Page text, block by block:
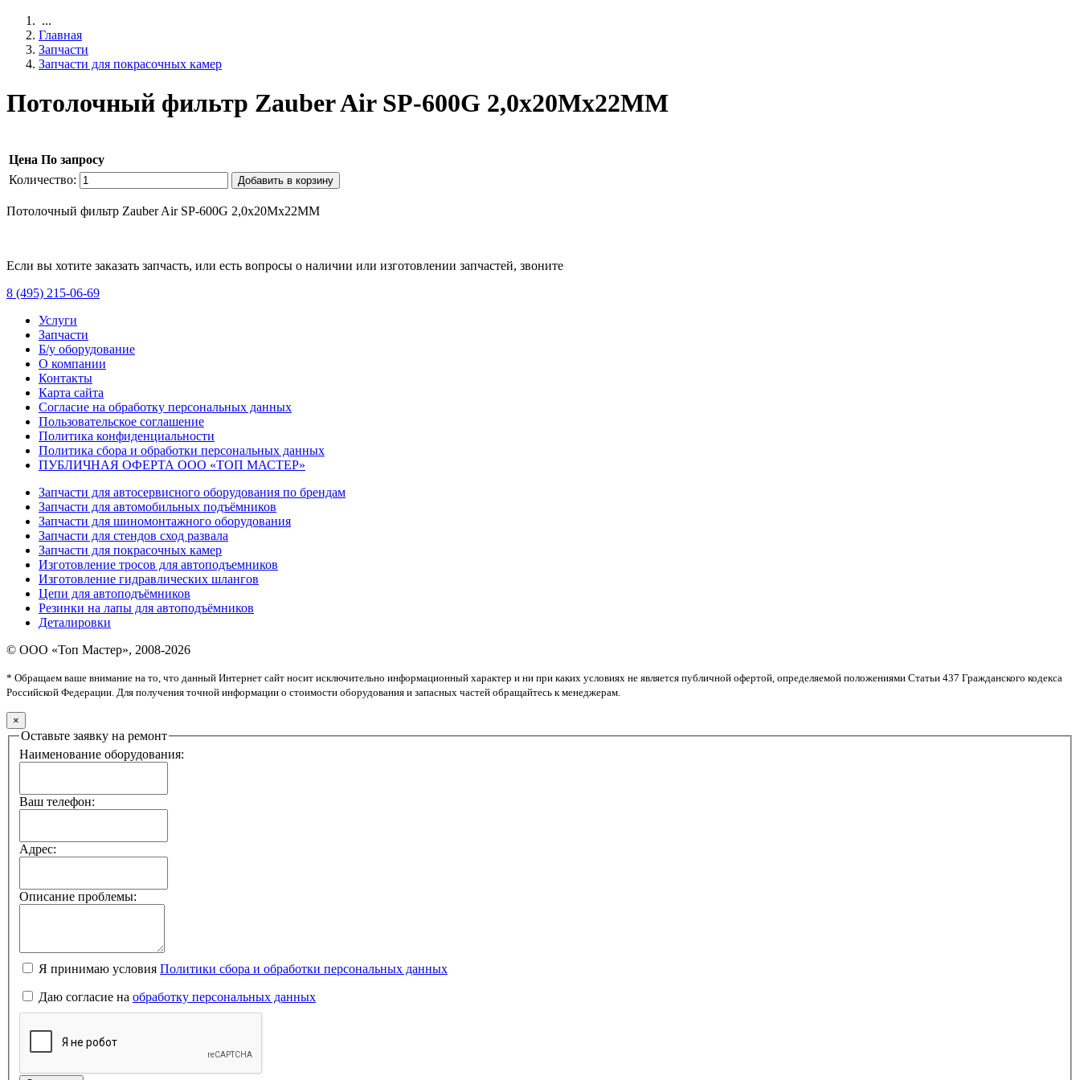
...
Главная
Запчасти
Запчасти для покрасочных камер
Потолочный фильтр Zauber Air SP-600G 2,0х20Mх22MM
Цена По запросу
Количество:
Добавить в корзину
Потолочный фильтр Zauber Air SP-600G 2,0х20Mх22MM
Если вы хотите заказать запчасть, или есть вопросы о наличии или изготовлении запчастей, звоните
8 (495) 215-06-69
Услуги
Запчасти
Б/у оборудование
О компании
Контакты
Карта сайта
Согласие на обработку персональных данных
Пользовательское соглашение
Политика конфиденциальности
Политика сбора и обработки персональных данных
ПУБЛИЧНАЯ ОФЕРТА ООО «ТОП МАСТЕР»
Запчасти для автосервисного оборудования по брендам
Запчасти для автомобильных подъёмников
Запчасти для шиномонтажного оборудования
Запчасти для стендов сход развала
Запчасти для покрасочных камер
Изготовление тросов для автоподъемников
Изготовление гидравлических шлангов
Цепи для автоподъёмников
Резинки на лапы для автоподъёмников
Деталировки
© ООО «Топ Мастер», 2008-2026
* Обращаем ваше внимание на то, что данный Интернет сайт носит исключительно информационный характер и ни при каких условиях не является публичной офертой, определяемой положениями Статьи 437 Гражданского кодекса
Российской Федерации. Для получения точной информации о стоимости оборудования и запасных частей обращайтесь к менеджерам.
×
Оставьте заявку на ремонт
Наименование оборудования:
Ваш телефон:
Адрес:
Описание проблемы:
Я принимаю условия Политики сбора и обработки персональных данных
Даю согласие на обработку персональных данных